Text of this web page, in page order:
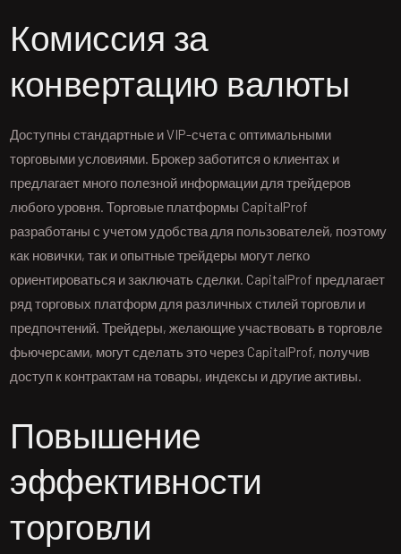
Комиссия за
конвертацию валюты
Доступны стандартные и VIP-счета с оптимальными
торговыми условиями. Брокер заботится о клиентах и
предлагает много полезной информации для трейдеров
любого уровня. Торговые платформы CapitalProf
разработаны с учетом удобства для пользователей, поэтому
как новички, так и опытные трейдеры могут легко
ориентироваться и заключать сделки. CapitalProf предлагает
ряд торговых платформ для различных стилей торговли и
предпочтений. Трейдеры, желающие участвовать в торговле
фьючерсами, могут сделать это через CapitalProf, получив
доступ к контрактам на товары, индексы и другие активы.
Повышение
эффективности
торговли